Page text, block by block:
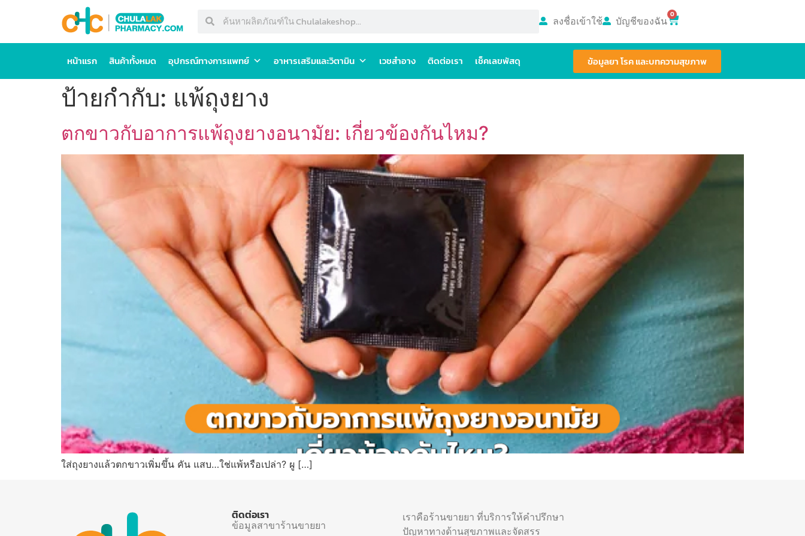
ลงชื่อเข้าใช้ บัญชีของฉัน 0
หน้าแรก สินค้าทั้งหมด อุปกรณ์ทางการแพทย์ อาหารเสริมและวิตามิน เวชสำอาง ติดต่อเรา เช็คเลขพัสดุ ข้อมูลยา โรค และบทความสุขภาพ
ป้ายกำกับ: แพ้ถุงยาง
ตกขาวกับอาการแพ้ถุงยางอนามัย: เกี่ยวข้องกันไหม?
ใส่ถุงยางแล้วตกขาวเพิ่มขึ้น คัน แสบ…ใช่แพ้หรือเปล่า? ผู […]
ติดต่อเรา
ข้อมูลสาขาร้านขายยา
เราคือร้านขายยา ที่บริการให้คำปรึกษา
ปัญหาทางด้านสุขภาพและจัดสรร